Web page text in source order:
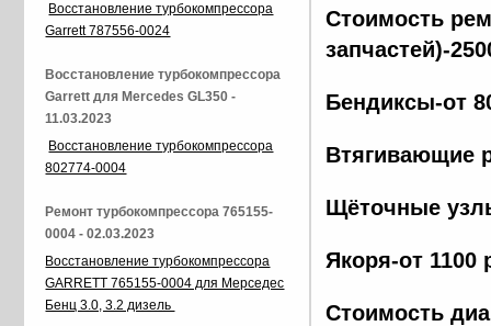
Стоимость
запчастей)-
Бендиксы-от
Втягивающие
Щёточные
Якоря-от 1100
Стоимость
Восстановление турбокомпрессора
Garrett 787556-0024
Восстановление турбокомпрессора
Garrett для Mercedes GL350 -
11.03.2023
Восстановление турбокомпрессора
802774-0004
Ремонт турбокомпрессора 765155-
0004 - 02.03.2023
Восстановление турбокомпрессора
GARRETT 765155-0004 для Мерседес
Бенц 3.0, 3.2 дизель